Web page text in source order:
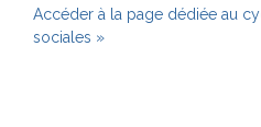
Accéder à la page dédiée au
sociales »